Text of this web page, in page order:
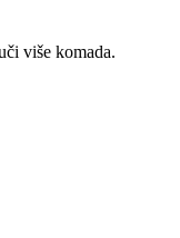
više komada.